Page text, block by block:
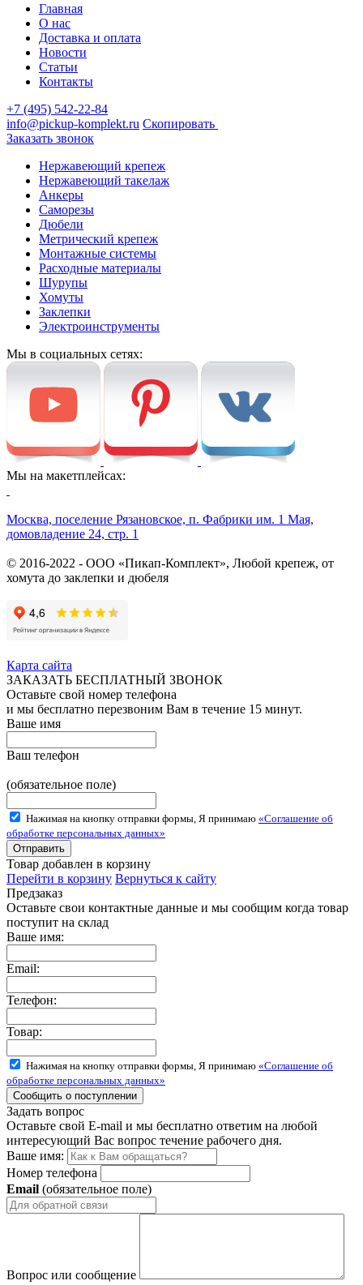
Главная
О нас
Доставка и оплата
Новости
Статьи
Контакты
+7 (495) 542-22-84
info@pickup-komplekt.ru Скопировать
Заказать звонок
Нержавеющий крепеж
Нержавеющий такелаж
Анкеры
Саморезы
Дюбели
Метрический крепеж
Монтажные системы
Расходные материалы
Шурупы
Хомуты
Заклепки
Электроинструменты
Мы в социальных сетях:
Мы на макетплейсах:
Москва, поселение Рязановское, п. Фабрики им. 1 Мая,
домовладение 24, стр. 1
© 2016-2022 - ООО «Пикап-Комплект», Любой крепеж, от
хомута до заклепки и дюбеля
Карта сайта
ЗАКАЗАТЬ БЕСПЛАТНЫЙ ЗВОНОК
Оставьте свой номер телефона
и мы бесплатно перезвоним Вам в течение 15 минут.
Ваше имя
Ваш телефон
(обязательное поле)
Нажимая на кнопку отправки формы, Я принимаю «Соглашение об
обработке персональных данных»
Товар добавлен в корзину
Перейти в корзину Вернуться к сайту
Предзаказ
Оставьте свои контактные данные и мы сообщим когда товар
поступит на склад
Ваше имя:
Email:
Телефон:
Товар:
Нажимая на кнопку отправки формы, Я принимаю «Соглашение об
обработке персональных данных»
Задать вопрос
Оставьте свой E-mail и мы бесплатно ответим на любой
интересующий Вас вопрос течение рабочего дня.
Ваше имя:
Номер телефона
Email (обязательное поле)
Вопрос или сообщение